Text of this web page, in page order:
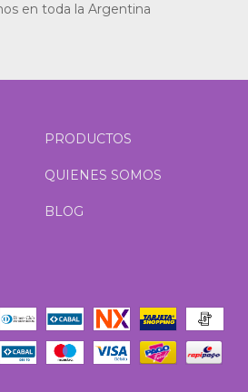
en toda la Argentina
PRODUCTOS
QUIENES SOMOS
BLOG